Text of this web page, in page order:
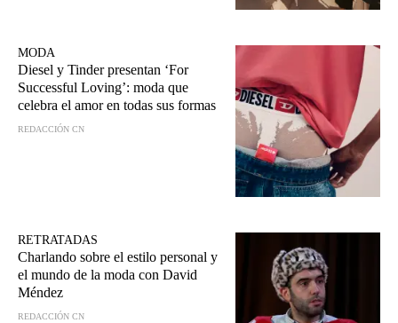
MODA
Diesel y Tinder presentan ‘For
Successful Loving’: moda que
celebra el amor en todas sus formas
REDACCIÓN CN
RETRATADAS
Charlando sobre el estilo personal y
el mundo de la moda con David
Méndez
REDACCIÓN CN